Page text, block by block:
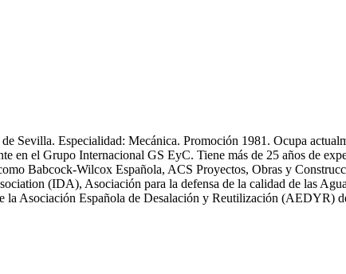
Sevilla. Especialidad: Mecánica. Promoción 1981. Ocupa
el Grupo Internacional GS EyC. Tiene más de 25 años de
Babcock-Wilcox Española, ACS Proyectos, Obras y
(IDA), Asociación para la defensa de la calidad de las
Asociación Española de Desalación y Reutilización (AEDYR)